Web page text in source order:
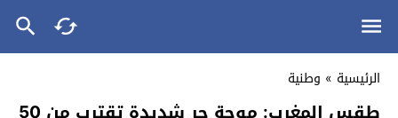
الرئيسية » وطنية